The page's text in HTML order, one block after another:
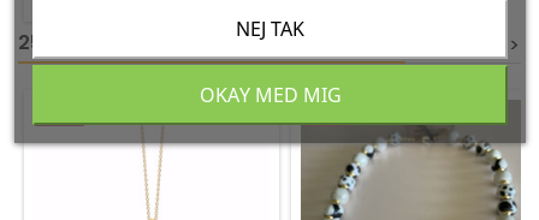
25 ANDRE VARER I DEN SAMME KATEGORI: >
NEJ TAK
OKAY MED MIG